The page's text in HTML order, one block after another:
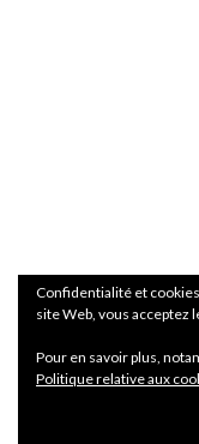
Confidentialité et
site Web, vous acceptez
Pour en savoir plus,
Politique relative aux